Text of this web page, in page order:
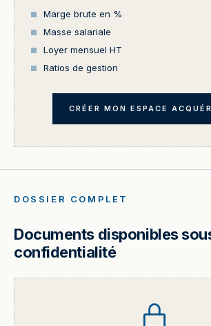
Marge brute en %
Masse salariale
Loyer mensuel HT
Ratios de gestion
CRÉER MON ESPACE
DOSSIER COMPLET
Documents disponibles
confidentialité